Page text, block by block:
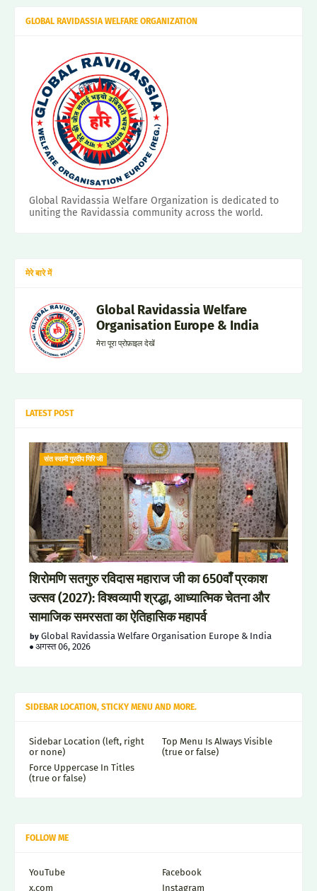
GLOBAL RAVIDASSIA WELFARE ORGANIZATION
Global Ravidassia Welfare Organization is dedicated to
uniting the Ravidassia community across the world.
मेरे बारे में
Global Ravidassia Welfare
Organisation Europe & India
मेरा पूरा प्रोफ़ाइल देखें
LATEST POST
संत स्वामी गुरदीप गिरि जी
शिरोमणि सतगुरु रविदास महाराज जी का 650वाँ प्रकाश
उत्सव (2027): विश्वव्यापी श्रद्धा, आध्यात्मिक चेतना और
सामाजिक समरसता का ऐतिहासिक महापर्व
Global Ravidassia Welfare Organisation Europe & India
अगस्त 06, 2026
SIDEBAR LOCATION, STICKY MENU AND MORE.
Sidebar Location (left, right
or none)
Top Menu Is Always Visible
(true or false)
Force Uppercase In Titles
(true or false)
FOLLOW ME
YouTube
Facebook
x.com
Instagram